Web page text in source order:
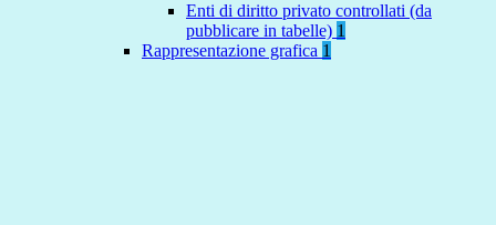
Enti di diritto privato controllati (da
pubblicare in tabelle) 1
Rappresentazione grafica 1